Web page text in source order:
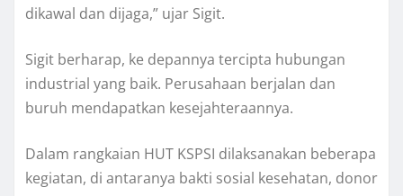
dikawal dan dijaga,” ujar Sigit.
Sigit berharap, ke depannya tercipta hubungan
industrial yang baik. Perusahaan berjalan dan
buruh mendapatkan kesejahteraannya.
Dalam rangkaian HUT KSPSI dilaksanakan beberapa
kegiatan, di antaranya bakti sosial kesehatan, donor